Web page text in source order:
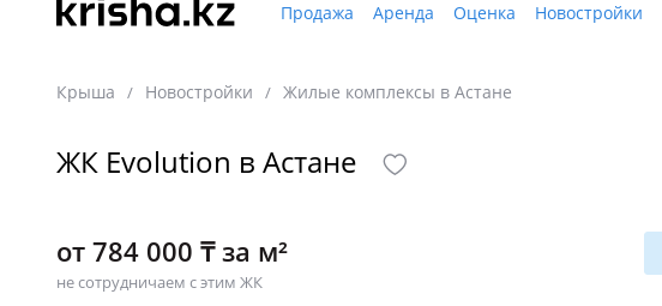
Продажа Аренда Оценка Новостройки
Крыша / Новостройки / Жилые комплексы в Астане
ЖК Evolution в Астане
от 784 000 ₸ за м²
не сотрудничаем с этим ЖК